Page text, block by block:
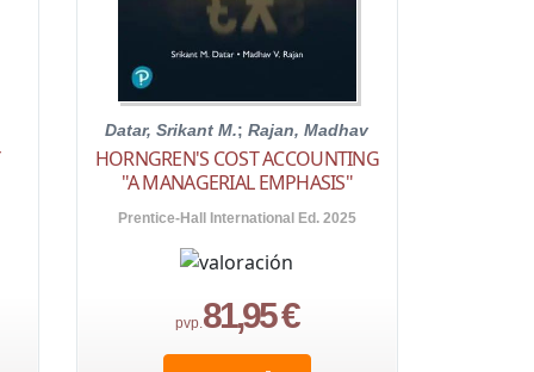
Datar, Srikant M.;Rajan, Madhav
HORNGREN'S COST ACCOUNTING
"A MANAGERIAL EMPHASIS"
Prentice-Hall International Ed. 2025
pvp.81,95 €